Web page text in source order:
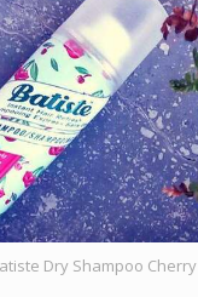
Dry Shampoo Cherry